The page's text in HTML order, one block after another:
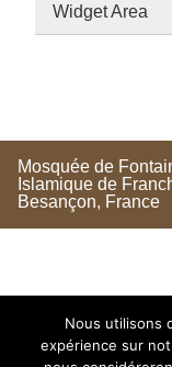
Widget Area
Mosquée de
Islamique de
Besançon, France
Nous utilisons
expérience sur